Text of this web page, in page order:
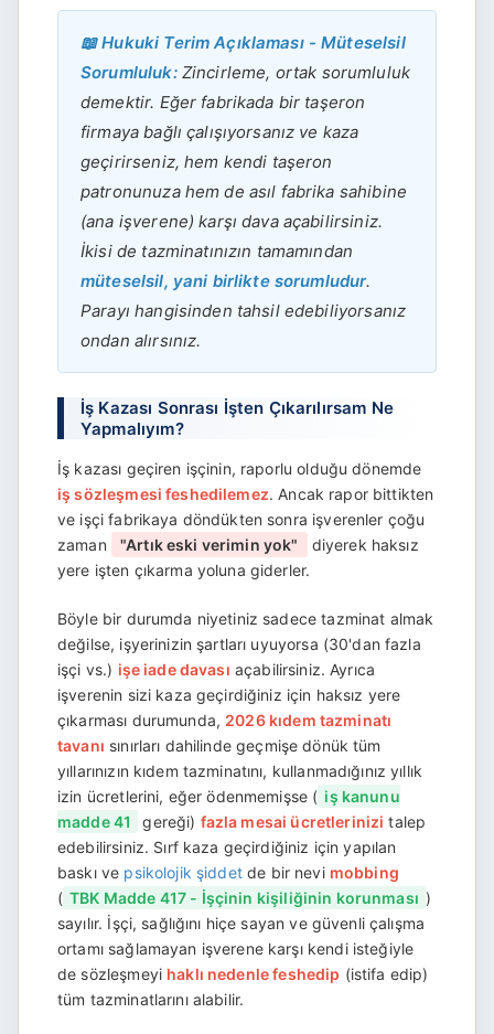
📖 Hukuki Terim Açıklaması - Müteselsil
Sorumluluk:Zincirleme, ortak sorumluluk
demektir. Eğer fabrikada bir taşeron
firmaya bağlı çalışıyorsanız ve kaza
geçirirseniz, hem kendi taşeron
patronunuza hem de asıl fabrika sahibine
(ana işverene) karşı dava açabilirsiniz.
İkisi de tazminatınızın tamamından
müteselsil, yani birlikte sorumludur.
Parayı hangisinden tahsil edebiliyorsanız
ondan alırsınız.
İş Kazası Sonrası İşten Çıkarılırsam Ne
Yapmalıyım?
İş kazası geçiren işçinin, raporlu olduğu dönemde
iş sözleşmesi feshedilemez. Ancak rapor bittikten
ve işçi fabrikaya döndükten sonra işverenler çoğu
zaman
"Artık eski verimin yok"
diyerek haksız
yere işten çıkarma yoluna giderler.
Böyle bir durumda niyetiniz sadece tazminat almak
değilse, işyerinizin şartları uyuyorsa (30'dan fazla
işçi vs.) işe iade davası açabilirsiniz. Ayrıca
işverenin sizi kaza geçirdiğiniz için haksız yere
çıkarması durumunda, 2026 kıdem tazminatı
tavanı sınırları dahilinde geçmişe dönük tüm
yıllarınızın kıdem tazminatını, kullanmadığınız yıllık
izin ücretlerini, eğer ödenmemişse ( iş kanunu
madde 41
gereği) fazla mesai ücretlerinizi talep
edebilirsiniz. Sırf kaza geçirdiğiniz için yapılan
baskı ve psikolojik şiddetde bir nevi mobbing
( TBK Madde 417 - İşçinin kişiliğinin korunması )
sayılır. İşçi, sağlığını hiçe sayan ve güvenli çalışma
ortamı sağlamayan işverene karşı kendi isteğiyle
de sözleşmeyi haklı nedenle feshedip (istifa edip)
tüm tazminatlarını alabilir.